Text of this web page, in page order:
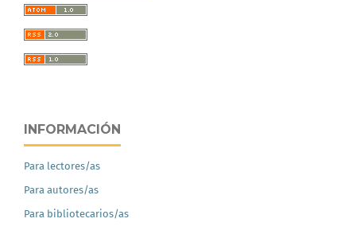
INFORMACIÓN
Para lectores/as
Para autores/as
Para bibliotecarios/as